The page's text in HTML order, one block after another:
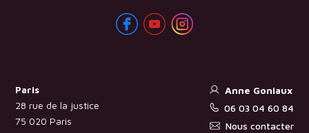
Paris
28 rue de la justice
75 020 Paris
Anne Goniaux
06 03 04 60 84
Nous contacter